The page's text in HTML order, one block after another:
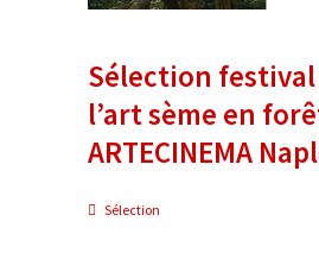
Sélection festival
l’art sème en
ARTECINEMA
Sélection